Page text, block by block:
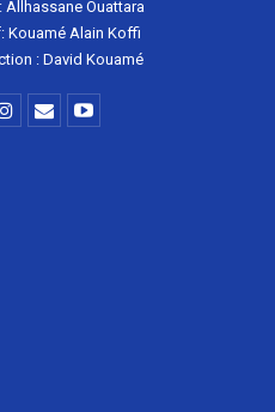
Allhassane Ouattara
Kouamé Alain Koffi
: David Kouamé